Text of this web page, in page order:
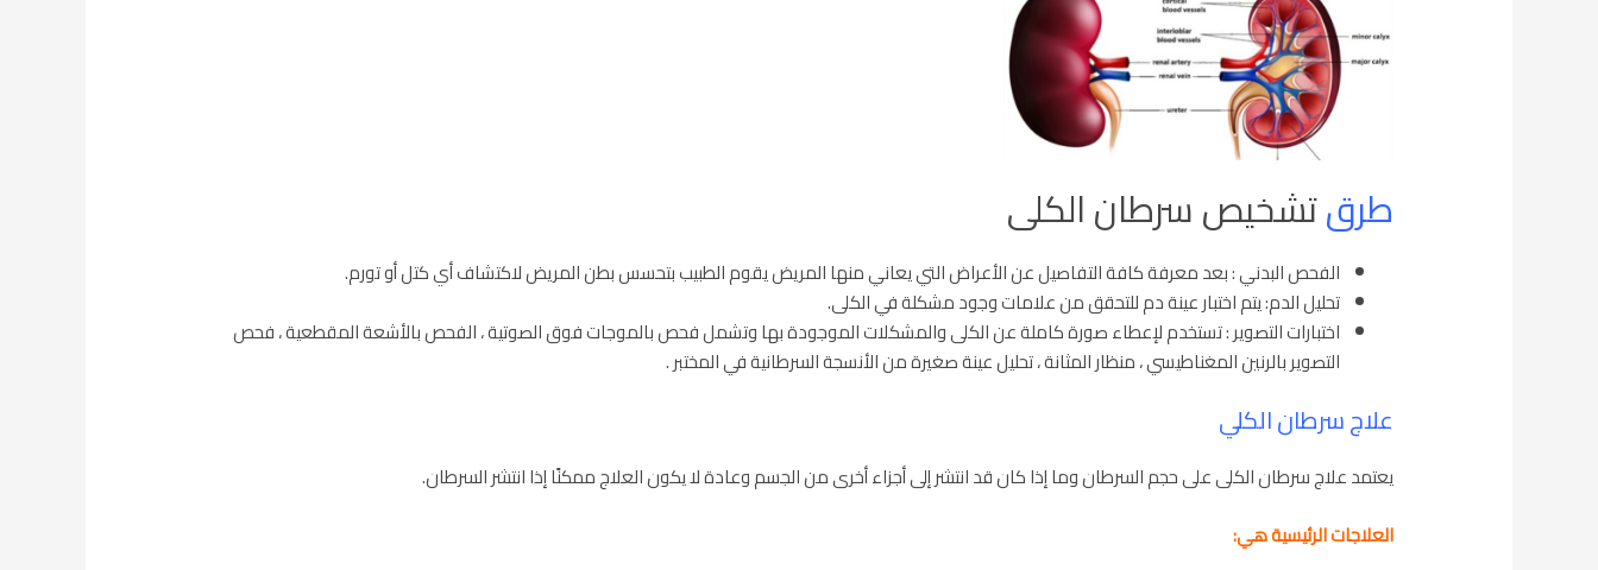
طرقتشخيص سرطان الكلى
الفحص البدني : بعد معرفة كافة التفاصيل عن الأعراض التي يعاني منها المريض يقوم الطبيب بتحسس بطن المريض لاكتشاف أي كتل أو تورم.
تحليل الدم: يتم اختبار عينة دم للتحقق من علامات وجود مشكلة في الكلى.
اختبارات التصوير : تستخدم لإعطاء صورة كاملة عن الكلى والمشكلات الموجودة بها وتشمل فحص بالموجات فوق الصوتية ، الفحص بالأشعة المقطعية ، فحص
التصوير بالرنين المغناطيسي ، منظار المثانة ، تحليل عينة صغيرة من الأنسجة السرطانية في المختبر .
علاج سرطان الكلي
يعتمد علاج سرطان الكلى على حجم السرطان وما إذا كان قد انتشر إلى أجزاء أخرى من الجسم وعادة لا يكون العلاج ممكنًا إذا انتشر السرطان.
العلاجات الرئيسية هي: